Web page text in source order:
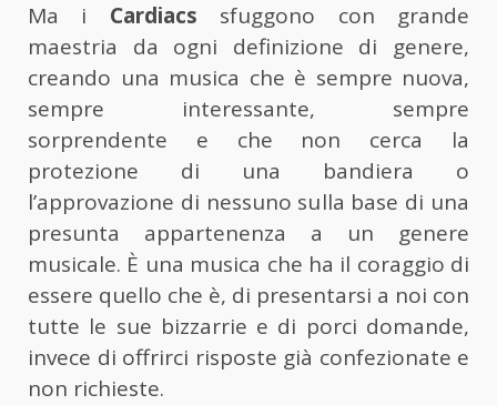
Ma i Cardiacs sfuggono con grande
maestria da ogni definizione di genere,
creando una musica che è sempre nuova,
sempre interessante, sempre
sorprendente e che non cerca la
protezione di una bandiera o
l’approvazione di nessuno sulla base di una
presunta appartenenza a un genere
musicale. È una musica che ha il coraggio di
essere quello che è, di presentarsi a noi con
tutte le sue bizzarrie e di porci domande,
invece di offrirci risposte già confezionate e
non richieste.